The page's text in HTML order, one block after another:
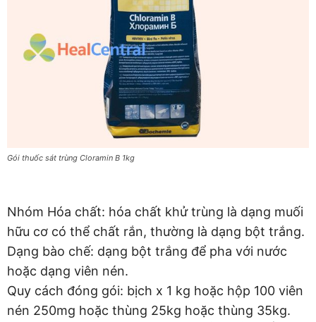
Gói thuốc sát trùng Cloramin B 1kg
Nhóm Hóa chất: hóa chất khử trùng là dạng muối
hữu cơ có thể chất rắn, thường là dạng bột trắng.
Dạng bào chế: dạng bột trắng để pha với nước
hoặc dạng viên nén.
Quy cách đóng gói: bịch x 1 kg hoặc hộp 100 viên
nén 250mg hoặc thùng 25kg hoặc thùng 35kg.